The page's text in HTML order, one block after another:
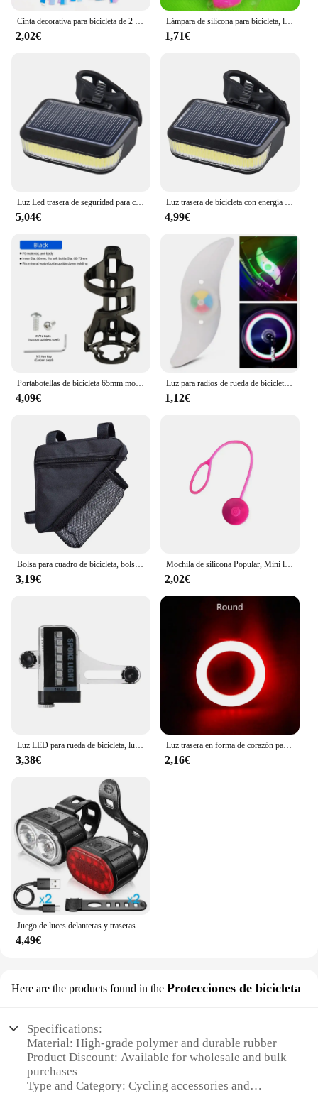
Cinta decorativa para bicicleta de 2 piezas para niños, accesorio para manillar de bicicleta, con borlas de colores, para ciclismo al aire libre
2,02€
Lámpara de silicona para bicicleta, luz LED frontal y trasera firme, modelos de luces para bicicleta, accesorios para bicicleta
1,71€
5,04€ 4,99€
4,09€
Luz para radios de rueda de bicicleta, luces para neumáticos, 3 modos, LED, resistente al agua, advertencia de seguridad para bicicleta, fácil de instalar, accesorios para bicicleta con batería
1,12€
3,19€
Mochila de silicona Popular, Mini luz de bicicleta para conducción nocturna, luz de advertencia de bicicleta fácil, luz trasera LED para seguridad en ciclismo
2,02€
3,38€
Luz trasera en forma de corazón para bicicleta de montaña, lámpara recargable por USB, resistente al agua, 5 modos de ciclismo nocturno, gran oferta
2,16€
Juego de luces delanteras y traseras para bicicleta de montaña, linterna LED con carga USB, resistente al agua
4,49€
Here are the products found in the Protecciones de bicicleta
Specifications:
Material: High-grade polymer and durable rubber
Product Discount: Available for wholesale and bulk
purchases
Type and Category: Cycling accessories and